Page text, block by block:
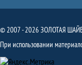
© 2007 - 2026 ЗОЛОТАЯ
При использовании